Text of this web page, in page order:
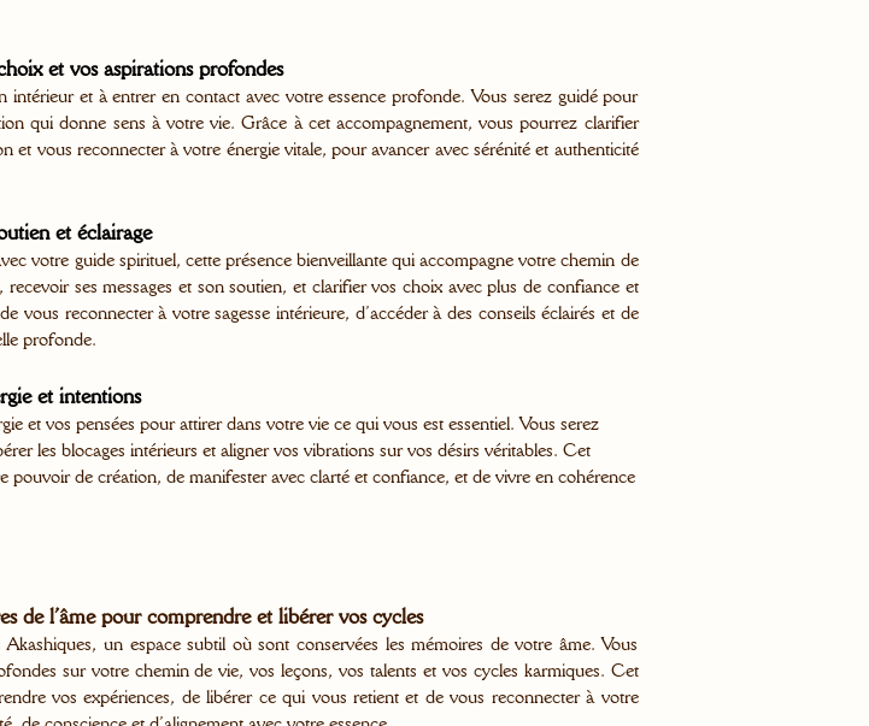
et vos aspirations profondes
et à entrer en contact avec votre essence profonde. Vous serez guidé pour
qui donne sens à votre vie. Grâce à cet accompagnement, vous pourrez clarifier
et vous reconnecter à votre énergie vitale, pour avancer avec sérénité et authenticité
et éclairage
votre guide spirituel, cette présence bienveillante qui accompagne votre chemin de
ses messages et son soutien, et clarifier vos choix avec plus de confiance et
vous reconnecter à votre sagesse intérieure, d’accéder à des conseils éclairés et de
profonde.
et intentions
et vos pensées pour attirer dans votre vie ce qui vous est essentiel. Vous serez
les blocages intérieurs et aligner vos vibrations sur vos désirs véritables. Cet
de création, de manifester avec clarté et confiance, et de vivre en cohérence
de l’âme pour comprendre et libérer vos cycles
un espace subtil où sont conservées les mémoires de votre âme. Vous
sur votre chemin de vie, vos leçons, vos talents et vos cycles karmiques. Cet
vos expériences, de libérer ce qui vous retient et de vous reconnecter à votre